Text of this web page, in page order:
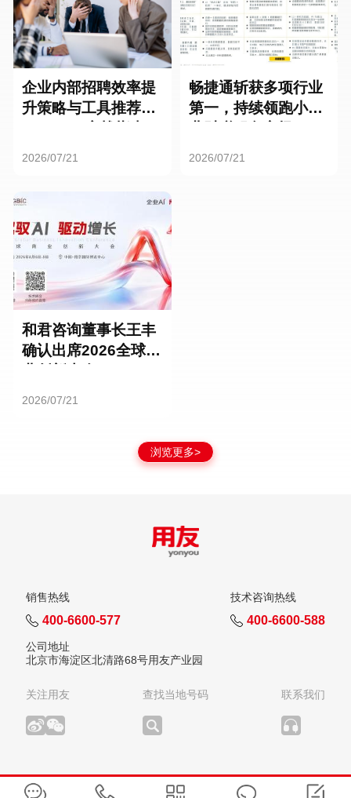
企业内部招聘效率提
升策略与工具推荐：
2026/07/21
畅捷通斩获多项行业
第一，持续领跑小微
2026/07/21
和君咨询董事长王丰
确认出席2026全球商
2026/07/21
浏览更多>
销售热线
400-6600-577
技术咨询热线
400-6600-588
公司地址
北京市海淀区北清路68号用友产业园
关注用友 查找当地号码 联系我们
版权所有：用友网络科技股份有限公司